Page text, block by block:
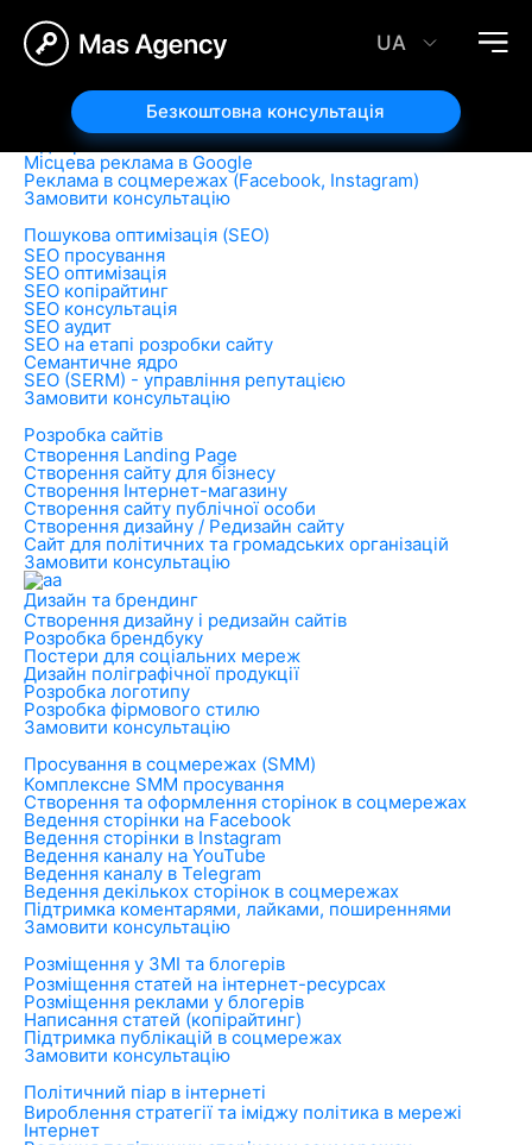
UA
Безкоштовна консультація
ПОСЛУГИ
Реклама в інтернеті
Пошукова реклама в Google
Торгова реклама в Google
Банерна реклама в Google
Відеореклама на YouTube
Місцева реклама в Google
Реклама в соцмережах (Facebook, Instagram)
Замовити консультацію
Пошукова оптимізація (SEO)
SEO просування
SEO оптимізація
SEO копірайтинг
SEO консультація
SEO аудит
SEO на етапі розробки сайту
Семантичне ядро
SEO (SERM) - управління репутацією
Замовити консультацію
Розробка сайтів
Створення Landing Page
Створення сайту для бізнесу
Створення Інтернет-магазину
Створення сайту публічної особи
Створення дизайну / Редизайн сайту
Сайт для політичних та громадських організацій
Замовити консультацію
Дизайн та брендинг
Створення дизайну і редизайн сайтів
Розробка брендбуку
Постери для соціальних мереж
Дизайн поліграфічної продукції
Розробка логотипу
Розробка фірмового стилю
Замовити консультацію
Просування в соцмережах (SMM)
Комплексне SMM просування
Створення та оформлення сторінок в соцмережах
Ведення сторінки на Facebook
Ведення сторінки в Instagram
Ведення каналу на YouTube
Ведення каналу в Telegram
Ведення декількох сторінок в соцмережах
Підтримка коментарями, лайками, поширеннями
Замовити консультацію
Розміщення у ЗМІ та блогерів
Розміщення статей на інтернет-ресурсах
Розміщення реклами у блогерів
Написання статей (копірайтинг)
Підтримка публікацій в соцмережах
Замовити консультацію
Політичний піар в інтернеті
Вироблення стратегії та іміджу політика в мережі
Інтернет